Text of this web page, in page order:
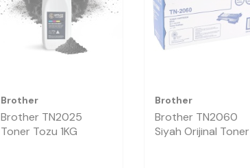
Brother
Brother TN2025
Toner Tozu 1KG
Brother
Brother TN2060
Siyah Orijinal Toner